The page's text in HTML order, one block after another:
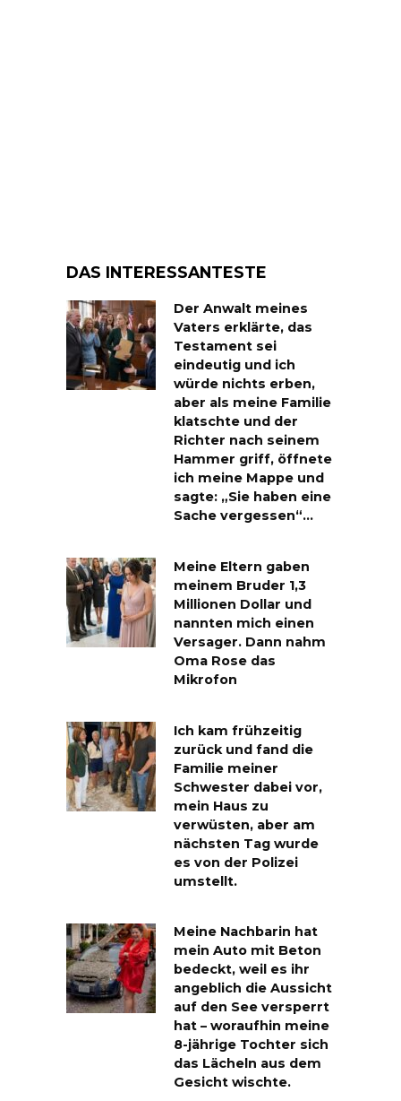
DAS INTERESSANTESTE
Der Anwalt meines
Vaters erklärte, das
Testament sei
eindeutig und ich
würde nichts erben,
aber als meine Familie
klatschte und der
Richter nach seinem
Hammer griff, öffnete
ich meine Mappe und
sagte: „Sie haben eine
Sache vergessen“…
Meine Eltern gaben
meinem Bruder 1,3
Millionen Dollar und
nannten mich einen
Versager. Dann nahm
Oma Rose das
Mikrofon
Ich kam frühzeitig
zurück und fand die
Familie meiner
Schwester dabei vor,
mein Haus zu
verwüsten, aber am
nächsten Tag wurde
es von der Polizei
umstellt.
Meine Nachbarin hat
mein Auto mit Beton
bedeckt, weil es ihr
angeblich die Aussicht
auf den See versperrt
hat – woraufhin meine
8-jährige Tochter sich
das Lächeln aus dem
Gesicht wischte.